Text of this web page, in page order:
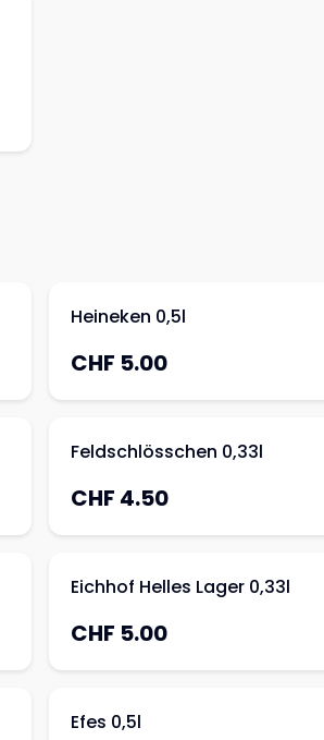
Heineken 0,5l
CHF 5.00
Feldschlösschen 0,33l
CHF 4.50
Eichhof Helles Lager 0,33l
CHF 5.00
Efes 0,5l